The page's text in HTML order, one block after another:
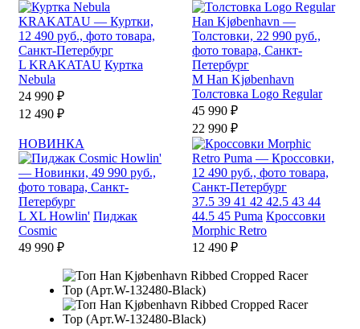
L KRAKATAU Куртка
Nebula
24 990 ₽
12 490 ₽
M Han Kjøbenhavn
Толстовка Logo Regular
45 990 ₽
22 990 ₽
НОВИНКА
L XL Howlin' Пиджак
Cosmic
49 990 ₽
37.5 39 41 42 42.5 43 44
44.5 45 Puma Кроссовки
Morphic Retro
12 490 ₽